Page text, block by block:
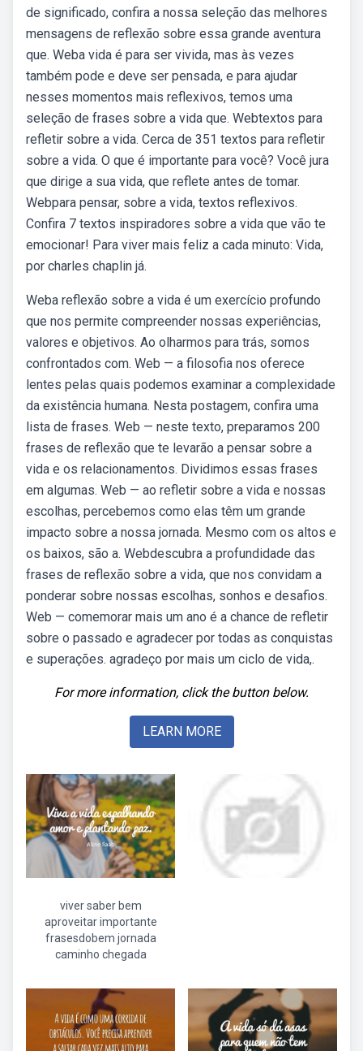
de significado, confira a nossa seleção das melhores
mensagens de reflexão sobre essa grande aventura
que. Weba vida é para ser vivida, mas às vezes
também pode e deve ser pensada, e para ajudar
nesses momentos mais reflexivos, temos uma
seleção de frases sobre a vida que. Webtextos para
refletir sobre a vida. Cerca de 351 textos para refletir
sobre a vida. O que é importante para você? Você jura
que dirige a sua vida, que reflete antes de tomar.
Webpara pensar, sobre a vida, textos reflexivos.
Confira 7 textos inspiradores sobre a vida que vão te
emocionar! Para viver mais feliz a cada minuto: Vida,
por charles chaplin já.
Weba reflexão sobre a vida é um exercício profundo
que nos permite compreender nossas experiências,
valores e objetivos. Ao olharmos para trás, somos
confrontados com. Web — a filosofia nos oferece
lentes pelas quais podemos examinar a complexidade
da existência humana. Nesta postagem, confira uma
lista de frases. Web — neste texto, preparamos 200
frases de reflexão que te levarão a pensar sobre a
vida e os relacionamentos. Dividimos essas frases
em algumas. Web — ao refletir sobre a vida e nossas
escolhas, percebemos como elas têm um grande
impacto sobre a nossa jornada. Mesmo com os altos e
os baixos, são a. Webdescubra a profundidade das
frases de reflexão sobre a vida, que nos convidam a
ponderar sobre nossas escolhas, sonhos e desafios.
Web — comemorar mais um ano é a chance de refletir
sobre o passado e agradecer por todas as conquistas
e superações. agradeço por mais um ciclo de vida,.
For more information, click the button below.
LEARN MORE
viver saber bem
aproveitar importante
frasesdobem jornada
caminho chegada